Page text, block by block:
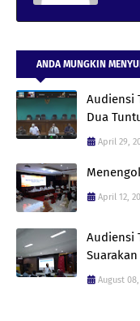
ANDA MUNGKIN
Audiensi
Dua
April 29,
April 12,
Audiensi
August